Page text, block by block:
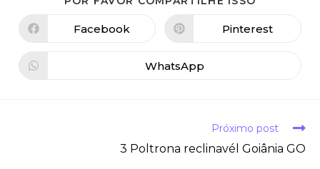
Facebook Pinterest
WhatsApp
Próximo post
3 Poltrona reclinavél Goiânia GO